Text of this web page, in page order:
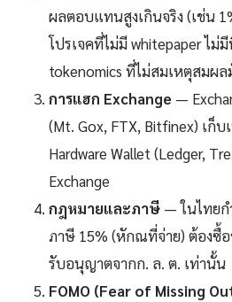
ผลตอบแทนสูงเกินจริง (เช่น
โปรเจคที่ไม่มี whitepaper ไ
tokenomics ที่ไม่สมเหตุสมผล
การแฮก Exchange —
(Mt. Gox, FTX, Bitfinex) เก็
Hardware Wallet (Ledger,
Exchange
กฎหมายและภาษี — ในไทยก
ภาษี 15% (หักณที่จ่าย) ต้องซื้อ
รับอนุญาตจากก. ล. ต. เท่านั้น
FOMO (Fear of Missing